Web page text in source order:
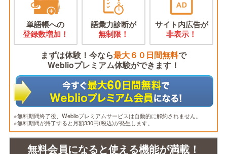
単語帳への
登録数増加！
語彙力診断が
無制限！
サイト内広告が
非表示！
まずは体験！今なら最大６０日間無料で
Weblioプレミアム体験ができます！
※無料期間終了後、Weblioプレミアムサービスは自動的に解約されません。
※無料期間が終了すると月額330円(税込)が発生します。
無料会員になると使える機能が満載！